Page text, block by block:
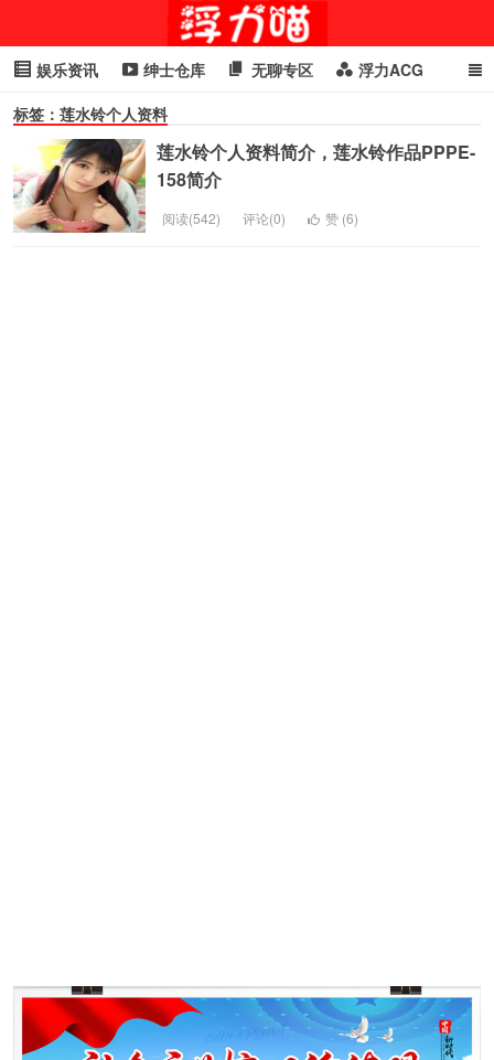
喵星闻
娱乐资讯 绅士仓库 无聊专区 浮力ACG
浮力GIF 明星头条
cosplay
标签：莲水铃个人资料
莲水铃个人资料简介，莲水铃作品PPPE-
158简介
阅读(542) 评论(0) 赞 (6)